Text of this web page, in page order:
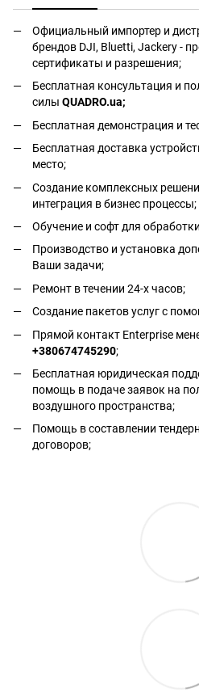
Официальный импортер и
брендов DJI, Bluetti, Jackery -
сертификаты и разрешения;
Бесплатная консультация и
силы QUADRO.ua;
Бесплатная демонстрация и
Бесплатная доставка
место;
Создание комплексных
интеграция в бизнес процессы;
Обучение и софт для
Производство и установка
Ваши задачи;
Ремонт в течении 24-х часов;
Создание пакетов услуг с
Прямой контакт Enterprise
+380674745290;
Бесплатная юридическая
помощь в подаче заявок на
воздушного пространства;
Помощь в составлении
договоров;